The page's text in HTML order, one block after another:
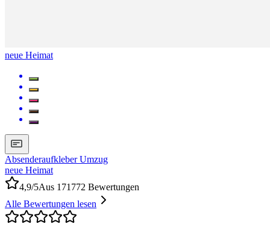
neue Heimat
Absenderaufkleber Umzug
neue Heimat
4,9/5Aus 171772 Bewertungen
Alle Bewertungen lesen